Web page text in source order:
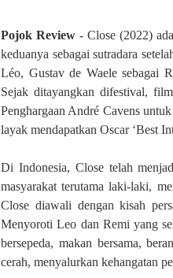
a
L
a
k
i
-
a
i
Pojok Review- Close (2022)
keduanya sebagai sutradara
Léo, Gustav de Waele sebagai
Sejak ditayangkan difestival,
Penghargaan André Cavens
layak mendapatkan Oscar ‘Best
Di Indonesia, Close telah
masyarakat terutama laki-laki,
Close diawali dengan kisah
Menyoroti Leo dan Remi yang
bersepeda, makan bersama,
cerah, menyalurkan kehangatan